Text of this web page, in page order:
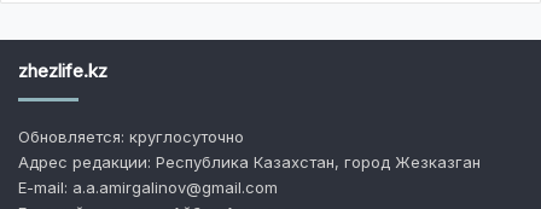
zhezlife.kz
Обновляется: круглосуточно
Адрес редакции: Республика Казахстан, город Жезказган
E-mail: a.a.amirgalinov@gmail.com